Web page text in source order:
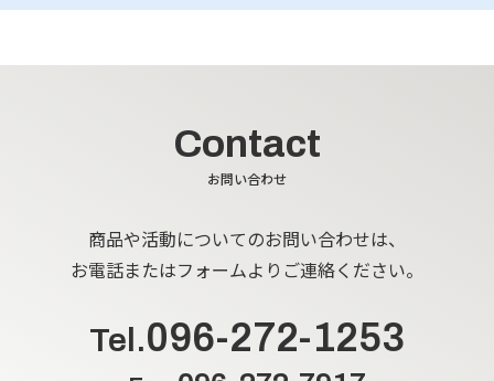
お問い合わせ
Contact
商品や活動についてのお問い合わせは、
お電話またはフォームよりご連絡ください。
Tel.096-272-1253